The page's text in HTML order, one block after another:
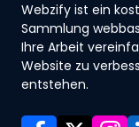
Webzify ist ein
Sammlung
Ihre Arbeit
Website zu
entstehen.